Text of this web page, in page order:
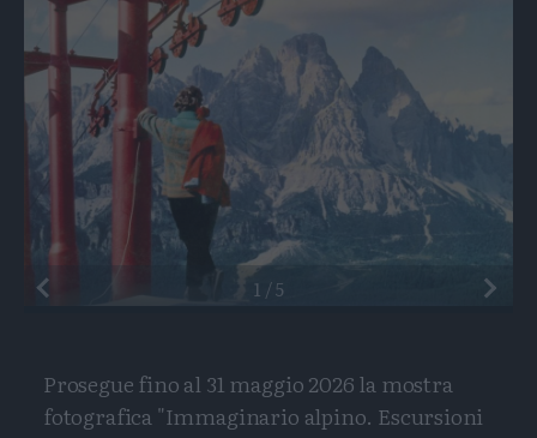
1 /5
Prosegue fino al 31 maggio 2026 la mostra
fotografica "Immaginario alpino. Escursioni